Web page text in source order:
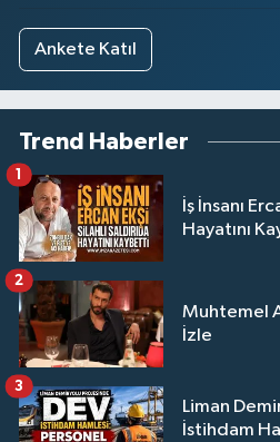
Ankete Katıl
Trend Haberler
İş İnsanı
Hayatını
1
Muhtemel
İzle
2
Liman
İstihdam
3